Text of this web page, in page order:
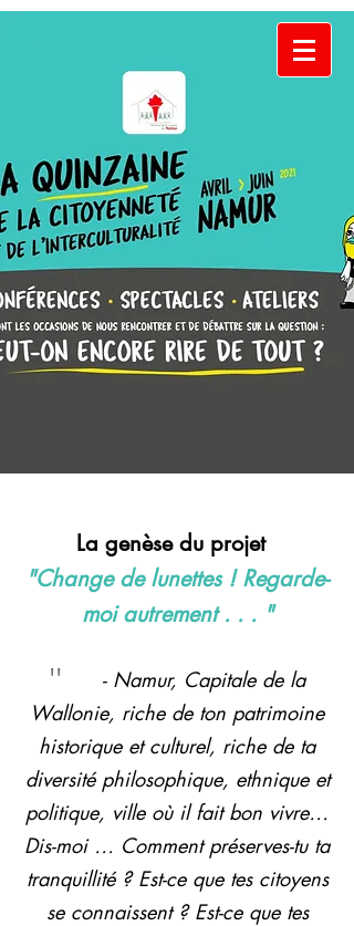
La genèse du projet
"Change de lunettes ! Regarde-
moi autrement . . . "
''
- Namur, Capitale de la
Wallonie, riche de ton patrimoine
historique et culturel, riche de ta
diversité philosophique, ethnique et
politique, ville où il fait bon vivre…
Dis-moi … Comment préserves-tu ta
tranquillité ? Est-ce que tes citoyens
se connaissent ? Est-ce que tes